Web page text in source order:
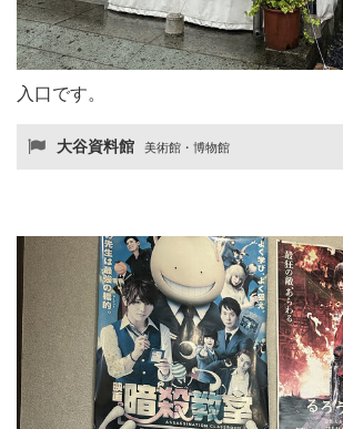
入口です。
大谷資料館 美術館・博物館